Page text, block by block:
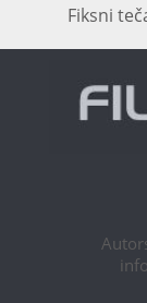
Fiksni